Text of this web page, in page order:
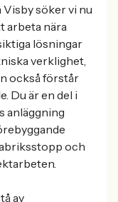
söker vi nu
arbeta nära
lösningar
verklighet,
också förstår
Du är en del i
anläggning
och
av